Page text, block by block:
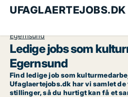
UFAGLAERTEJOBS.DK
Egernsund
Ledige jobs som
Egernsund
Find ledige job som
Ufaglaertejobs.dk har vi samlet
stillinger, så du hurtigt kan få et